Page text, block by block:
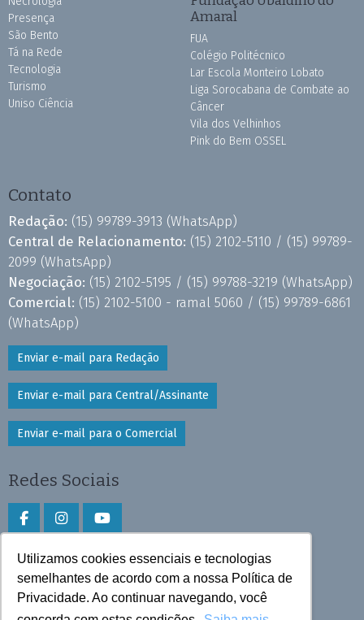
Utilizamos cookies essenciais e tecnologias
semelhantes de acordo com a nossa Política de
Privacidade. Ao continuar navegando, você
Presença
São Bento
Tá na Rede
Tecnologia
Turismo
Uniso Ciência
Amaral
FUA
Colégio Politécnico
Lar Escola Monteiro Lobato
Liga Sorocabana de Combate ao
Câncer
Vila dos Velhinhos
Pink do Bem OSSEL
Contato
Redação: (15) 99789-3913 (WhatsApp)
Central de Relacionamento: (15) 2102-5110 / (15) 99789-
2099 (WhatsApp)
Negociação: (15) 2102-5195 / (15) 99788-3219 (WhatsApp)
Comercial: (15) 2102-5100 - ramal 5060 / (15) 99789-6861
(WhatsApp)
Enviar e-mail para Redação
Enviar e-mail para Central/Assinante
Enviar e-mail para o Comercial
Redes Sociais
Faça download do aplicativo
Play Store e App Store